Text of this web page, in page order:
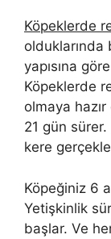
Köpeklerde
olduklarında
yapısına
Köpeklerde
olmaya
21 gün sürer.
kere
Köpeğiniz 6
Yetişkinlik
başlar. Ve